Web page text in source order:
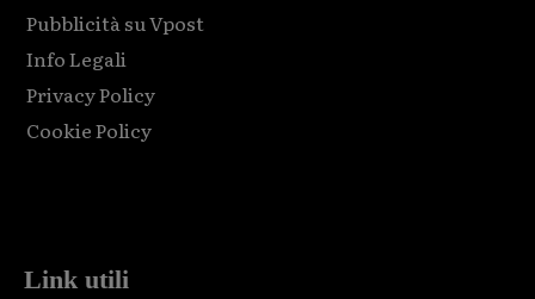
Pubblicità su Vpost
Info Legali
Privacy Policy
Cookie Policy
Link utili